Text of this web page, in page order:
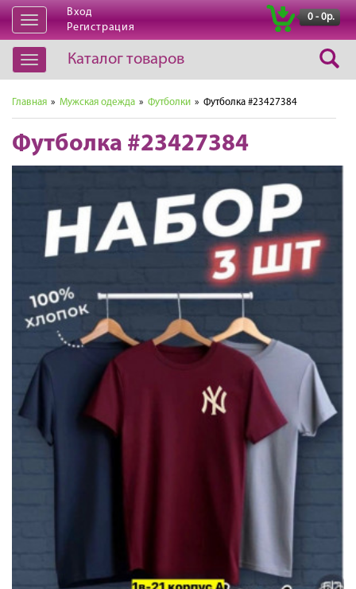
Открыть
навигацию
Вход
Регистрация
0 - 0р.
Открыть
навигацию
Каталог товаров
Главная » Мужская одежда » Футболки » Футболка #23427384
Футболка #23427384